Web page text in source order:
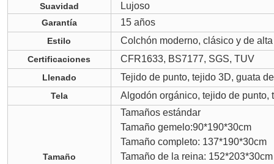
Suavidad Lujoso
Garantía 15 años
Estilo Colchón moderno, clásico y de
Certificaciones CFR1633, BS7177, SGS, TUV
Llenado Tejido de punto, tejido 3D, guata
Tela Algodón orgánico, tejido de punto,
Tamaño
Tamaños estándar
Tamaño gemelo:90*190*30cm
Tamaño completo: 137*190*30cm
Tamaño de la reina: